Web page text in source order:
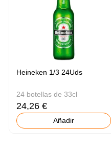
Heineken 1/3 24Uds
24 botellas de 33cl
24,26 €
Añadir